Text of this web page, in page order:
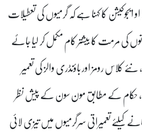
کا کہنا ہے کہ گرمیوں کی تعطیلات
کی مرمت کا بیشتر کام مکمل کر لیا جائے
کلاس رومز اور باؤنڈری والز کی تعمیر
کے مطابق مون سون کے پیش نظر
کیلئے تعمیراتی سرگرمیوں میں تیزی لائی